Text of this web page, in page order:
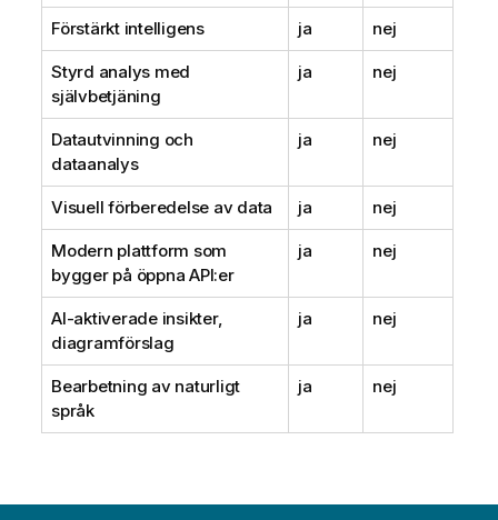
Förstärkt intelligens ja nej
Styrd analys med
självbetjäning
ja nej
Datautvinning och
dataanalys
ja nej
Visuell förberedelse av data ja nej
Modern plattform som
bygger på öppna API:er
ja nej
AI-aktiverade insikter,
diagramförslag
ja nej
Bearbetning av naturligt
språk
ja nej